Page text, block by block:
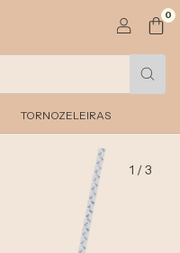
0
TORNOZELEIRAS
1 /3